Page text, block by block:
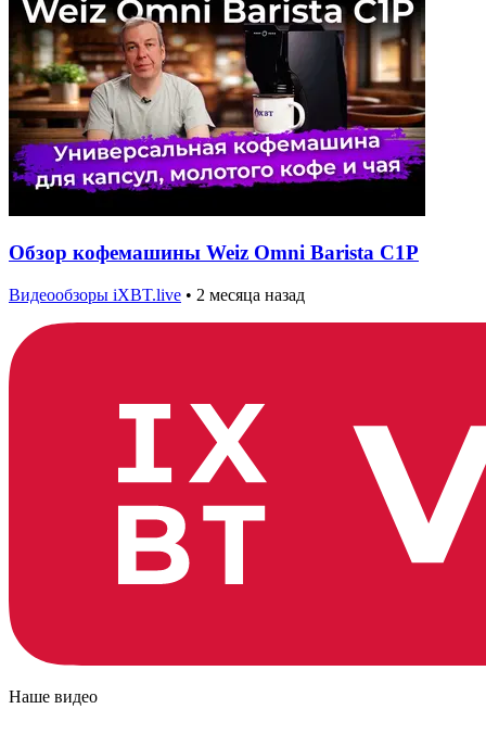
Обзор кофемашины Weiz Omni Barista C1P
Видеообзоры iXBT.live • 2 месяца назад
Наше видео